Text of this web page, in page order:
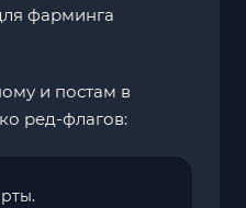
фарминга
и постам в
ред-флагов: